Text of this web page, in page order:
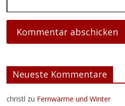
Neueste Kommentare
christl zu Fernwärme und Winter